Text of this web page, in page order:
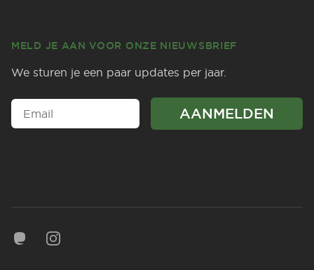
MELD JE AAN VOOR ONZE NIEUWSBRIEF
We sturen je een paar updates per jaar.
MastodonInstagram